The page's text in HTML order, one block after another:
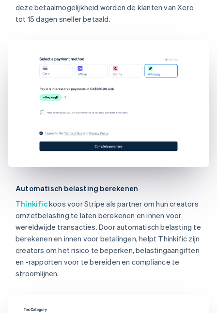
deze betaalmogelijkheid worden de klanten van Xero
tot 15 dagen sneller betaald.
Automatisch belasting berekenen
Thinkifickoos voor Stripe als partner om hun creators
omzetbelasting te laten berekenen en innen voor
wereldwijde transacties. Door automatisch belasting te
berekenen en innen voor betalingen, helpt Thinkific zijn
creators om het risico te beperken, belastingaangiften
en -rapporten voor te bereiden en compliance te
stroomlijnen.